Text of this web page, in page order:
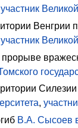
участник
Венгрии
участник
,
В.А. Сысоев